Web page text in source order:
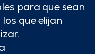
para que sean
que elijan